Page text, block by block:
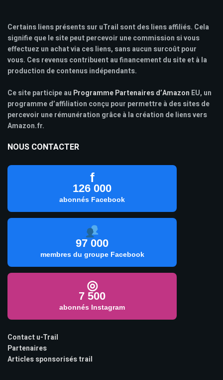
Certains liens présents sur uTrail sont des liens affiliés. Cela
signifie que le site peut percevoir une commission si vous
effectuez un achat via ces liens, sans aucun surcoût pour
vous. Ces revenus contribuent au financement du site et à la
production de contenus indépendants.
Ce site participe au Programme Partenaires d’Amazon EU, un
programme d’affiliation conçu pour permettre à des sites de
percevoir une rémunération grâce à la création de liens vers
Amazon.fr.
NOUS CONTACTER
f
126 000
abonnés Facebook
97 000
membres du groupe Facebook
◎
7 500
abonnés Instagram
Contact u-Trail
Partenaires
Articles sponsorisés trail